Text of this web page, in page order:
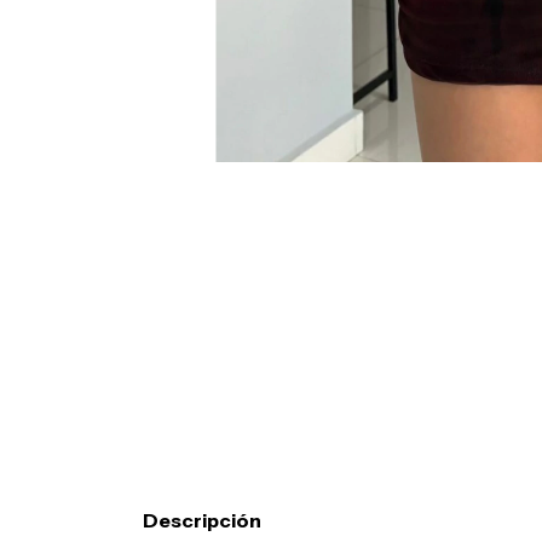
Descripción